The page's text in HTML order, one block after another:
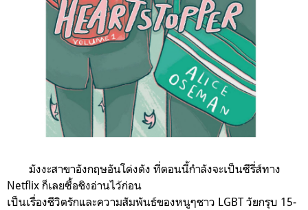
มังงะสาขาอังกฤษอันโด่งดัง ที่ตอนนี้กำลังจะเป็นซีรี่ส์ทาง
Netflix ก็เลยซื้อชิงอ่านไว้ก่อน
เป็นเรื่องชีวิตรักและความสัมพันธ์ของหนูๆชาว LGBT วัยกรุบ 15-